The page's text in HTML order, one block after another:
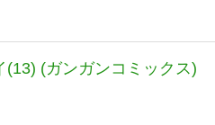
(13) (ガンガンコミックス)